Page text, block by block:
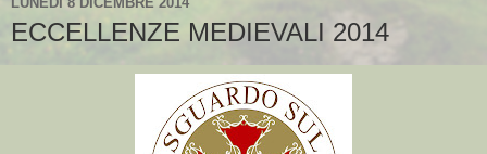
ECCELLENZE MEDIEVALI 2014